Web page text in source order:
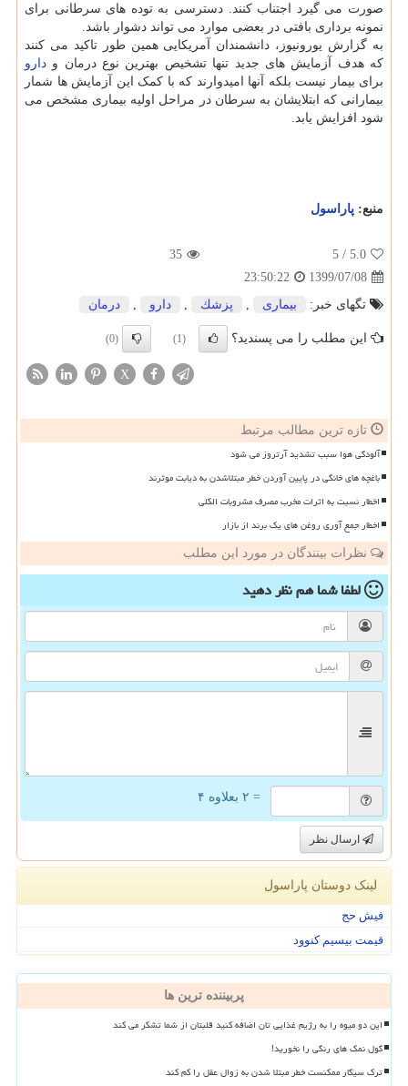
صورت می گیرد اجتناب کنند. دسترسی به توده های سرطانی برای
نمونه برداری بافتی در بعضی موارد می تواند دشوار باشد.
به گزارش یورونیوز، دانشمندان آمریکایی همین طور تاکید می کنند
که هدف آزمایش های جدید تنها تشخیص بهترین نوع درمان و دارو
برای بیمار نیست بلکه آنها امیدوارند که با کمک این آزمایش ها شمار
بیمارانی که ابتلایشان به سرطان در مراحل اولیه بیماری مشخص می
شود افزایش یابد.
منبع: پاراسول
5.0
/ 5
35
1399/07/08
23:50:22
تگهای خبر:
بیماری , پزشك , دارو , درمان
این مطلب را می پسندید؟ (1)
(0)
X
تازه ترین مطالب مرتبط
آلودگی هوا سبب تشدید آرتروز می شود
باغچه های خانگی در پایین آوردن خطر مبتلاشدن به دیابت موثرند
اخطار نسبت به اثرات مخرب مصرف مشروبات الکلی
اخطار جمع آوری روغن های یک برند از بازار
نظرات بینندگان در مورد این مطلب
لطفا شما همنظر دهید
= ۲ بعلاوه ۴
ارسال نظر
لینک دوستان پاراسول
فیش حج
قیمت بیسیم کنوود
پربیننده ترین ها
این دو میوه را به رژیم غذایی تان اضافه کنید قلبتان از شما تشکر می کند
گول نمک های رنگی را نخورید!
ترک سیگار ممکنست خطر مبتلا شدن به زوال عقل را کم کند